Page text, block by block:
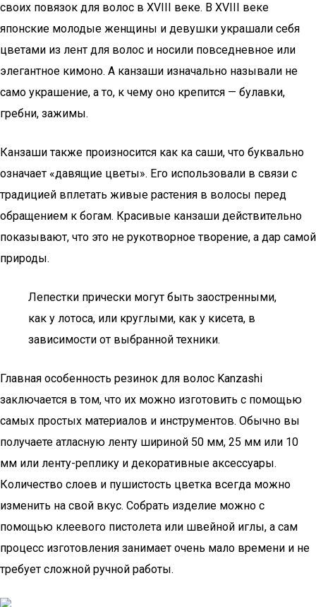
своих повязок для волос в XVIII веке. В XVIII веке
японские молодые женщины и девушки украшали себя
цветами из лент для волос и носили повседневное или
элегантное кимоно. А канзаши изначально называли не
само украшение, а то, к чему оно крепится — булавки,
гребни, зажимы.
Канзаши также произносится как ка саши, что буквально
означает «давящие цветы». Его использовали в связи с
традицией вплетать живые растения в волосы перед
обращением к богам. Красивые канзаши действительно
показывают, что это не рукотворное творение, а дар самой
природы.
Лепестки прически могут быть заостренными,
как у лотоса, или круглыми, как у кисета, в
зависимости от выбранной техники.
Главная особенность резинок для волос Kanzashi
заключается в том, что их можно изготовить с помощью
самых простых материалов и инструментов. Обычно вы
получаете атласную ленту шириной 50 мм, 25 мм или 10
мм или ленту-реплику и декоративные аксессуары.
Количество слоев и пушистость цветка всегда можно
изменить на свой вкус. Собрать изделие можно с
помощью клеевого пистолета или швейной иглы, а сам
процесс изготовления занимает очень мало времени и не
требует сложной ручной работы.